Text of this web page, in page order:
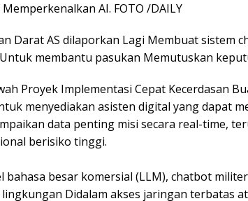
AI. FOTO /DAILY
Darat AS dilaporkan Lagi Membuat sistem
membantu pasukan Memutuskan
Proyek Implementasi Cepat Kecerdasan
menyediakan asisten digital yang dapat
data penting misi secara real-time,
berisiko tinggi.
bahasa besar komersial (LLM), chatbot
Didalam akses jaringan terbatas